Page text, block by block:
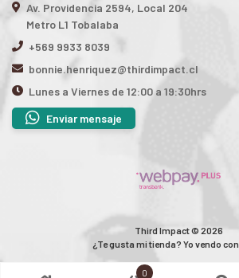
Av. Providencia 2594, Local 204
Metro L1 Tobalaba
+569 9933 8039
bonnie.henriquez@thirdimpact.cl
Lunes a Viernes de 12:00 a 19:30hrs
Enviar mensaje
Third Impact © 2026
¿Te gusta mi tienda? Yo vendo con
0